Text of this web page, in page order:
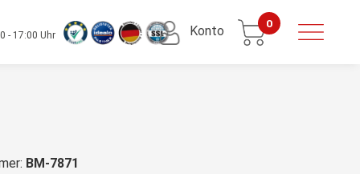
- 17:00 Uhr Konto 0
BM-7871